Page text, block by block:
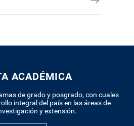
ACADÉMICA
de grado y posgrado, con cuales
integral del país en las áreas de
y extensión.